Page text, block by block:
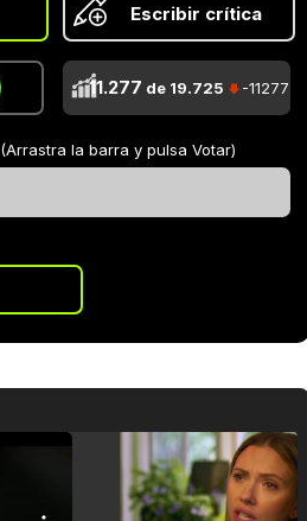
Escribir crítica
11.277 de 19.725 -11277
(Arrastra la barra y pulsa Votar)